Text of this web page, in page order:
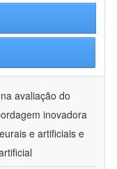
avaliação do
inovadora
e artificiais e